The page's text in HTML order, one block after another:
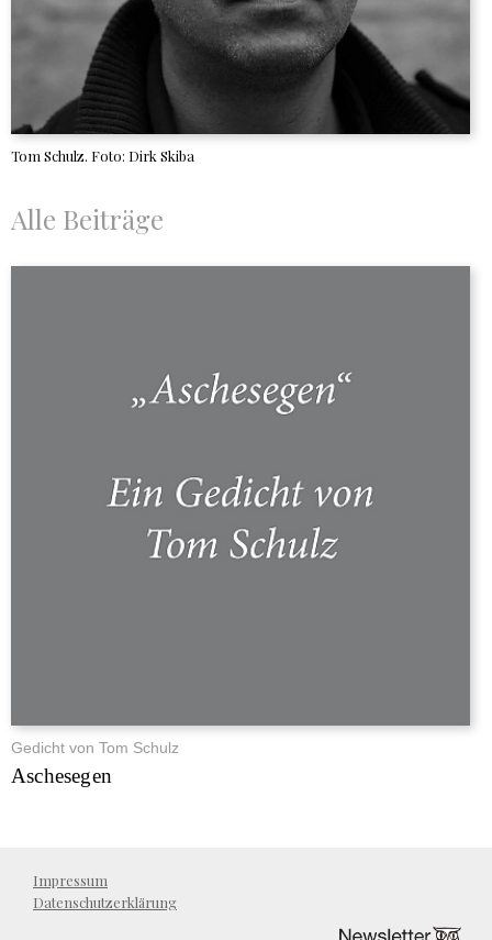
Tom Schulz. Foto: Dirk Skiba
Alle Beiträge
Gedicht von Tom Schulz
Aschesegen
Impressum
Datenschutzerklärung